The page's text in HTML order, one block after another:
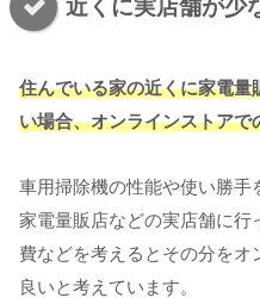
近くに実店舗が少
住んでいる家の近くに家電
い場合、オンラインストアで
車用掃除機の性能や使い勝手
家電量販店などの実店舗に行
費などを考えるとその分を
良いと考えています。